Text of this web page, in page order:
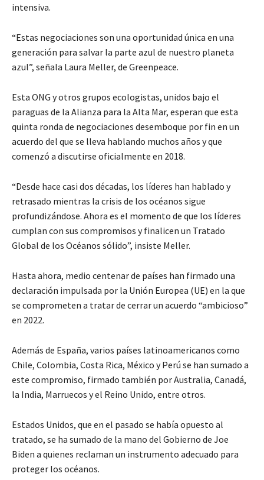
intensiva.
“Estas negociaciones son una oportunidad única en una
generación para salvar la parte azul de nuestro planeta
azul”, señala Laura Meller, de Greenpeace.
Esta ONG y otros grupos ecologistas, unidos bajo el
paraguas de la Alianza para la Alta Mar, esperan que esta
quinta ronda de negociaciones desemboque por fin en un
acuerdo del que se lleva hablando muchos años y que
comenzó a discutirse oficialmente en 2018.
“Desde hace casi dos décadas, los líderes han hablado y
retrasado mientras la crisis de los océanos sigue
profundizándose. Ahora es el momento de que los líderes
cumplan con sus compromisos y finalicen un Tratado
Global de los Océanos sólido”, insiste Meller.
Hasta ahora, medio centenar de países han firmado una
declaración impulsada por la Unión Europea (UE) en la que
se comprometen a tratar de cerrar un acuerdo “ambicioso”
en 2022.
Además de España, varios países latinoamericanos como
Chile, Colombia, Costa Rica, México y Perú se han sumado a
este compromiso, firmado también por Australia, Canadá,
la India, Marruecos y el Reino Unido, entre otros.
Estados Unidos, que en el pasado se había opuesto al
tratado, se ha sumado de la mano del Gobierno de Joe
Biden a quienes reclaman un instrumento adecuado para
proteger los océanos.